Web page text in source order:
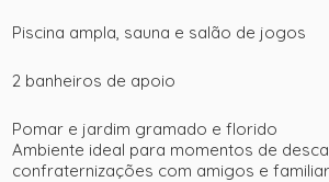
Piscina ampla, sauna e salão de jogos
2 banheiros de apoio
Pomar e jardim gramado e florido
Ambiente ideal para momentos de
confraternizações com amigos e